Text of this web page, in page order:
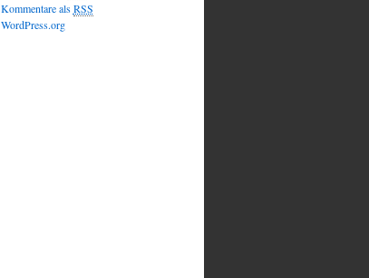
Kommentare alsRSS
WordPress.org